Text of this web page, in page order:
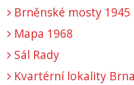
Brněnské mosty 1945
Mapa 1968
Sál Rady
Kvartérní lokality Brna